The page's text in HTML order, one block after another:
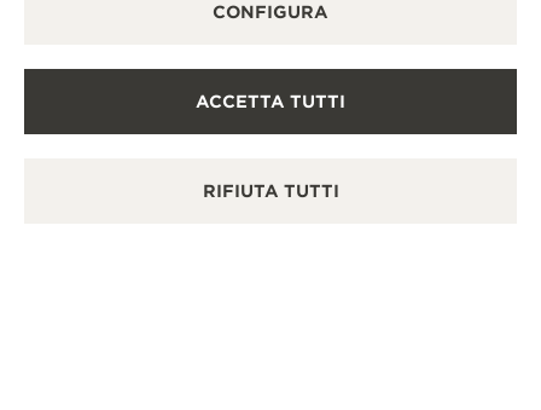
REVERSO: IL RICORDO DI LEGAMI SENZA
TEMPO, DOVE PASSATO E PRESENTE SI
CONFIGURA
ACCETTA TUTTI
RIFIUTA TUTTI